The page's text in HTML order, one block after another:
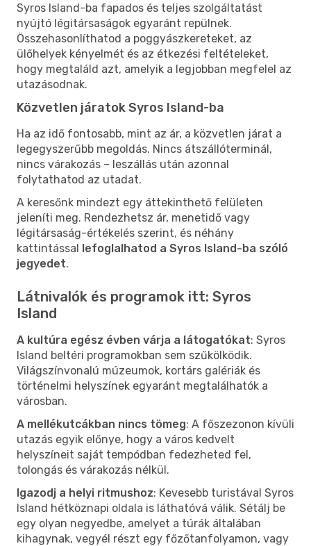
Syros Island-ba fapados és teljes szolgáltatást
nyújtó légitársaságok egyaránt repülnek.
Összehasonlíthatod a poggyászkereteket, az
ülőhelyek kényelmét és az étkezési feltételeket,
hogy megtaláld azt, amelyik a legjobban megfelel az
utazásodnak.
Közvetlen járatok Syros Island-ba
Ha az idő fontosabb, mint az ár, a közvetlen járat a
legegyszerűbb megoldás. Nincs átszállóterminál,
nincs várakozás – leszállás után azonnal
folytathatod az utadat.
A keresőnk mindezt egy áttekinthető felületen
jeleníti meg. Rendezhetsz ár, menetidő vagy
légitársaság-értékelés szerint, és néhány
kattintással lefoglalhatod a Syros Island-ba szóló
jegyedet.
Látnivalók és programok itt: Syros
Island
A kultúra egész évben várja a látogatókat: Syros
Island beltéri programokban sem szűkölködik.
Világszínvonalú múzeumok, kortárs galériák és
történelmi helyszínek egyaránt megtalálhatók a
városban.
A mellékutcákban nincs tömeg: A főszezonon kívüli
utazás egyik előnye, hogy a város kedvelt
helyszíneit saját tempódban fedezheted fel,
tolongás és várakozás nélkül.
Igazodj a helyi ritmushoz: Kevesebb turistával Syros
Island hétköznapi oldala is láthatóvá válik. Sétálj be
egy olyan negyedbe, amelyet a túrák általában
kihagynak, vegyél részt egy főzőtanfolyamon, vagy